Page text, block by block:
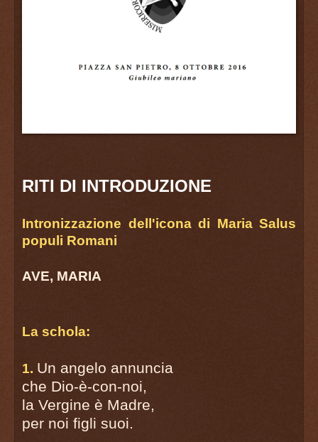
RITI DI INTRODUZIONE
Intronizzazione dell'icona di Maria Salus
populi Romani
AVE, MARIA
La schola:
1. Un angelo annuncia
che Dio-è-con-noi,
la Vergine è Madre,
per noi figli suoi.